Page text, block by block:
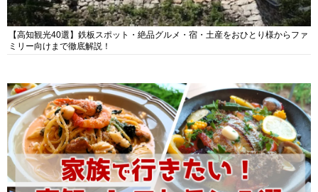
【高知観光40選】鉄板スポット・絶品グルメ・宿・土産をおひとり様からファ
ミリー向けまで徹底解説！